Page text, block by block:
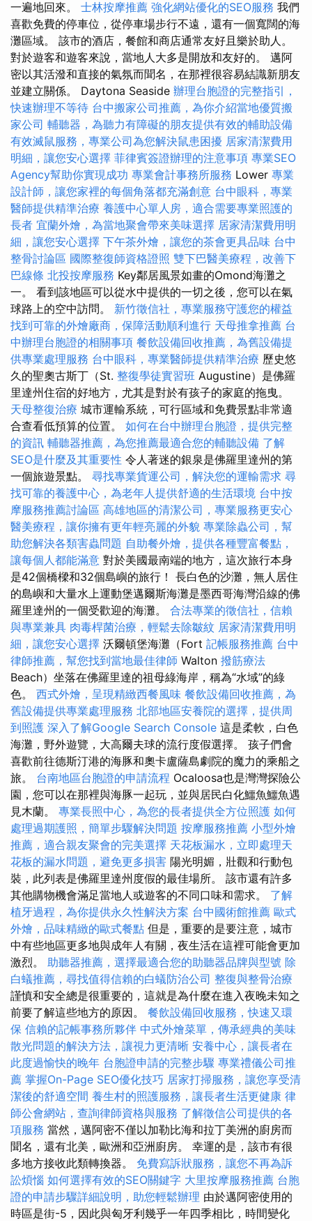
一遍地回來。 士林按摩推薦 強化網站優化的SEO服務 我們
喜歡免費的停車位，從停車場步行不遠，還有一個寬闊的海
灘區域。 該市的酒店，餐館和商店通常友好且樂於助人。
對於遊客和遊客來說，當地人大多是開放和友好的。 邁阿
密以其活潑和直接的氣氛而聞名，在那裡很容易結識新朋友
並建立關係。 Daytona Seaside 辦理台胞證的完整指引，
快速辦理不等待 台中搬家公司推薦，為你介紹當地優質搬
家公司 輔聽器，為聽力有障礙的朋友提供有效的輔助設備
有效滅鼠服務，專業公司為您解決鼠患困擾 居家清潔費用
明細，讓您安心選擇 菲律賓簽證辦理的注意事項 專業SEO
Agency幫助你實現成功 專業會計事務所服務 Lower 專業
設計師，讓您家裡的每個角落都充滿創意 台中眼科，專業
醫師提供精準治療 養護中心單人房，適合需要專業照護的
長者 宜蘭外燴，為當地聚會帶來美味選擇 居家清潔費用明
細，讓您安心選擇 下午茶外燴，讓您的茶會更具品味 台中
整骨討論區 國際整復師資格證照 雙下巴醫美療程，改善下
巴線條 北投按摩服務 Key鄰居風景如畫的Omond海灘之
一。 看到該地區可以從水中提供的一切之後，您可以在氣
球路上的空中訪問。 新竹徵信社，專業服務守護您的權益
找到可靠的外燴廠商，保障活動順利進行 天母推拿推薦 台
中辦理台胞證的相關事項 餐飲設備回收推薦，為舊設備提
供專業處理服務 台中眼科，專業醫師提供精準治療 歷史悠
久的聖奧古斯丁（St. 整復學徒實習班 Augustine）是佛羅
里達州住宿的好地方，尤其是對於有孩子的家庭的拖曳。
天母整復治療 城市運輸系統，可行區域和免費景點非常適
合查看低預算的位置。 如何在台中辦理台胞證，提供完整
的資訊 輔聽器推薦，為您推薦最適合您的輔聽設備 了解
SEO是什麼及其重要性 令人著迷的銀泉是佛羅里達州的第
一個旅遊景點。 尋找專業貨運公司，解決您的運輸需求 尋
找可靠的養護中心，為老年人提供舒適的生活環境 台中按
摩服務推薦討論區 高雄地區的清潔公司，專業服務更安心
醫美療程，讓你擁有更年輕亮麗的外貌 專業除蟲公司，幫
助您解決各類害蟲問題 自助餐外燴，提供各種豐富餐點，
讓每個人都能滿意 對於美國最南端的地方，這次旅行本身
是42個橋樑和32個島嶼的旅行！ 長白色的沙灘，無人居住
的島嶼和大量水上運動堡邁爾斯海灘是墨西哥海灣沿線的佛
羅里達州的一個受歡迎的海灘。 合法專業的徵信社，信賴
與專業兼具 肉毒桿菌治療，輕鬆去除皺紋 居家清潔費用明
細，讓您安心選擇 沃爾頓堡海灘（Fort 記帳服務推薦 台中
律師推薦，幫您找到當地最佳律師 Walton 撥筋療法
Beach）坐落在佛羅里達的祖母綠海岸，稱為“水域”的綠
色。 西式外燴，呈現精緻西餐風味 餐飲設備回收推薦，為
舊設備提供專業處理服務 北部地區安養院的選擇，提供周
到照護 深入了解Google Search Console 這是柔軟，白色
海灘，野外遊覽，大高爾夫球的流行度假選擇。 孩子們會
喜歡前往德斯汀港的海豚和奧卡盧薩島劇院的魔力的乘船之
旅。 台南地區台胞證的申請流程 Ocaloosa也是灣灣探險公
園，您可以在那裡與海豚一起玩，並與居民白化鱷魚鱷魚遇
見木蘭。 專業長照中心，為您的長者提供全方位照護 如何
處理過期護照，簡單步驟解決問題 按摩服務推薦 小型外燴
推薦，適合親友聚會的完美選擇 天花板漏水，立即處理天
花板的漏水問題，避免更多損害 陽光明媚，壯觀和行動包
裝，此列表是佛羅里達州度假的最佳場所。 該市還有許多
其他購物機會滿足當地人或遊客的不同口味和需求。 了解
植牙過程，為你提供永久性解決方案 台中國術館推薦 歐式
外燴，品味精緻的歐式餐點 但是，重要的是要注意，城市
中有些地區更多地與成年人有關，夜生活在這裡可能會更加
激烈。 助聽器推薦，選擇最適合您的助聽器品牌與型號 除
白蟻推薦，尋找值得信賴的白蟻防治公司 整復與整骨治療
謹慎和安全總是很重要的，這就是為什麼在進入夜晚未知之
前要了解這些地方的原因。 餐飲設備回收服務，快速又環
保 信賴的記帳事務所夥伴 中式外燴菜單，傳承經典的美味
散光問題的解決方法，讓視力更清晰 安養中心，讓長者在
此度過愉快的晚年 台胞證申請的完整步驟 專業禮儀公司推
薦 掌握On-Page SEO優化技巧 居家打掃服務，讓您享受清
潔後的舒適空間 養生村的照護服務，讓長者生活更健康 律
師公會網站，查詢律師資格與服務 了解徵信公司提供的各
項服務 當然，邁阿密不僅以加勒比海和拉丁美洲的廚房而
聞名，還有北美，歐洲和亞洲廚房。 幸運的是，該市有很
多地方接收此類轉換器。 免費寫訴狀服務，讓您不再為訴
訟煩惱 如何選擇有效的SEO關鍵字 大里按摩服務推薦 台胞
證的申請步驟詳細說明，助您輕鬆辦理 由於邁阿密使用的
時區是街-5，因此與匈牙利幾乎一年四季相比，時間變化